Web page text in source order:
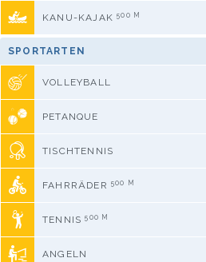
KANU-KAJAK500 M
SPORTARTEN
VOLLEYBALL
PETANQUE
TISCHTENNIS
FAHRRÄDER 500 M
TENNIS500 M
ANGELN